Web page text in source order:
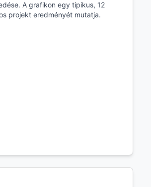
A grafikon egy tipikus, 12
projekt eredményét mutatja.